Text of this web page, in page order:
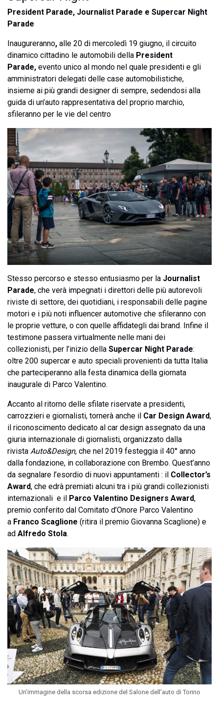
President Parade, Journalist Parade e Supercar Night
Parade
Inaugureranno, alle 20 di mercoledì 19 giugno, il circuito
dinamico cittadino le automobili della President
Parade, evento unico al mondo nel quale presidenti e gli
amministratori delegati delle case automobilistiche,
insieme ai più grandi designer di sempre, sedendosi alla
guida di un’auto rappresentativa del proprio marchio,
sfileranno per le vie del centro
Stesso percorso e stesso entusiasmo per la Journalist
Parade, che verà impegnati i direttori delle più autorevoli
riviste di settore, dei quotidiani, i responsabili delle pagine
motori e i più noti influencer automotive che sfileranno con
le proprie vetture, o con quelle affidategli dai brand. Infine il
testimone passera virtualmente nelle mani dei
collezionisti, per l’inizio della Supercar Night Parade:
oltre 200 supercar e auto speciali provenienti da tutta Italia
che parteciperanno alla festa dinamica della giornata
inaugurale di Parco Valentino.
Accanto al ritorno delle sfilate riservate a presidenti,
carrozzieri e giornalisti, tornerà anche il Car Design Award,
il riconoscimento dedicato al car design assegnato da una
giuria internazionale di giornalisti, organizzato dalla
rivista Auto&Design, che nel 2019 festeggia il 40° anno
dalla fondazione, in collaborazione con Brembo. Quest’anno
da segnalare l’esordio di nuovi appuntamenti : il Collector’s
Award, che edrà premiati alcuni tra i più grandi collezionisti
internazionali e il Parco Valentino Designers Award,
premio conferito dal Comitato d’Onore Parco Valentino
a Franco Scaglione (ritira il premio Giovanna Scaglione) e
ad Alfredo Stola.
Un’immagine della scorsa edizione del Salone dell’auto di Torino